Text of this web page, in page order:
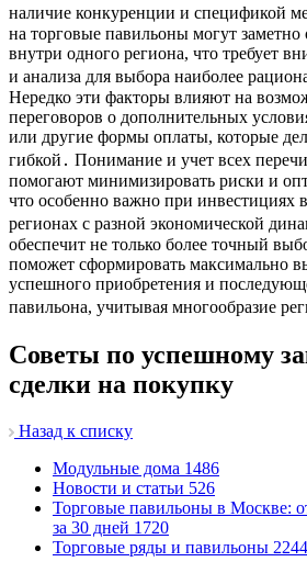
наличие конкуренции и спецификой
на торговые павильоны могут заметно
внутри одного региона, что требует
и анализа для выбора наиболее
Нередко эти факторы влияют на
переговоров о дополнительных
или другие формы оплаты, которые
гибкой․ Понимание и учет всех
помогают минимизировать риски и
что особенно важно при инвестициях
регионах с разной экономической
обеспечит не только более точный
поможет сформировать максимально
успешного приобретения и
павильона, учитывая многообразие
Советы по успешному
сделки на покупку
Назад к списку
Модульные дома 1486
Новости и статьи 526
Торговые павильоны в Москве:
за 30 дней 1720
Торговые ряды и павильоны 2244